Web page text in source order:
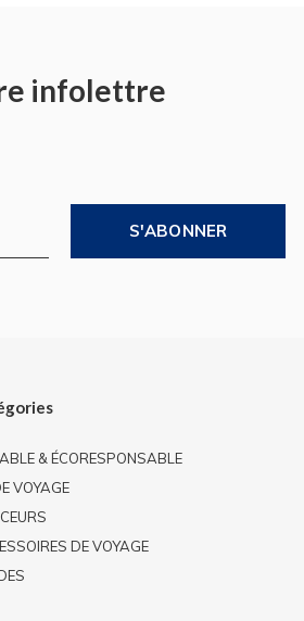
infolettre
S'ABONNER
& ÉCORESPONSABLE
VOYAGE
DE VOYAGE